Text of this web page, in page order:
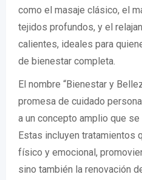
como el masaje clásico, el
tejidos profundos, y el
calientes, ideales para
de bienestar completa.
El nombre “Bienestar y
promesa de cuidado
a un concepto amplio que
Estas incluyen tratamientos
físico y emocional,
sino también la renovación